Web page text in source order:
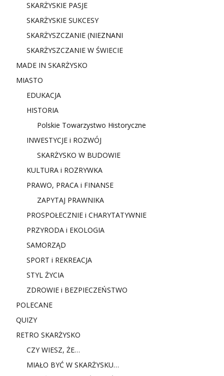
SKARŻYSKIE PASJE
SKARŻYSKIE SUKCESY
SKARŻYSZCZANIE (NIEZNANI
SKARŻYSZCZANIE W ŚWIECIE
MADE IN SKARŻYSKO
MIASTO
EDUKACJA
HISTORIA
Polskie Towarzystwo Historyczne
INWESTYCJE i ROZWÓJ
SKARŻYSKO W BUDOWIE
KULTURA i ROZRYWKA
PRAWO, PRACA i FINANSE
ZAPYTAJ PRAWNIKA
PROSPOŁECZNIE i CHARYTATYWNIE
PRZYRODA i EKOLOGIA
SAMORZĄD
SPORT i REKREACJA
STYL ŻYCIA
ZDROWIE i BEZPIECZEŃSTWO
POLECANE
QUIZY
RETRO SKARŻYSKO
CZY WIESZ, ŻE…
MIAŁO BYĆ W SKARŻYSKU…